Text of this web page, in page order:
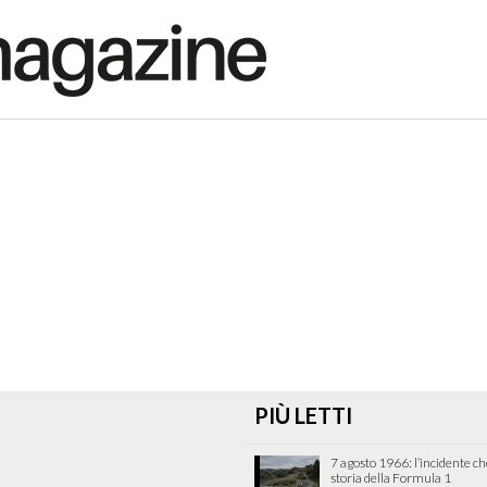
PIÙ LETTI
7 agosto 1966: l’incidente
storia della Formula 1